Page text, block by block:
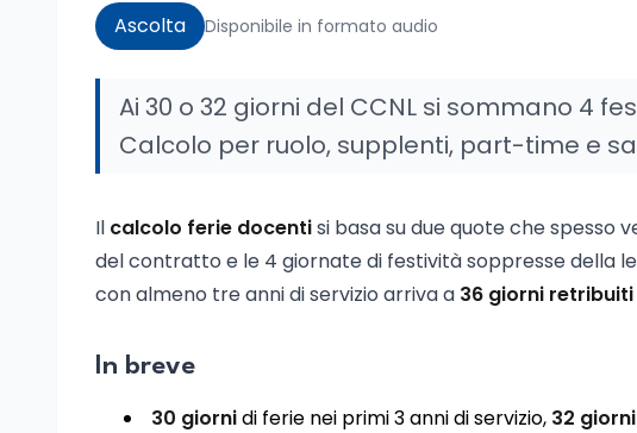
Ascolta Disponibile in formato audio
Ai 30 o 32 giorni del CCNL si sommano 4
Calcolo per ruolo, supplenti, part-time e
Il calcolo ferie docentisi basa su due quote che spesso
del contratto e le 4 giornate di festività soppresse della
con almeno tre anni di servizio arriva a 36 giorni retribuiti
In breve
30 giornidi ferie nei primi 3 anni di servizio, 32 giorni